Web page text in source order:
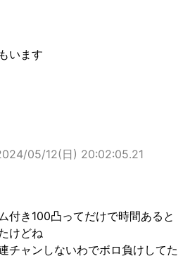
います
05/12(日) 20:02:05.21
付き100凸ってだけで時間あると
けどね
チャンしないわでボロ負けしてた